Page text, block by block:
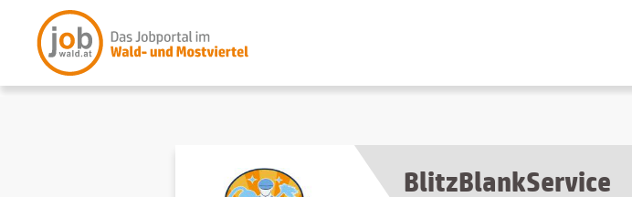
BlitzBlankService